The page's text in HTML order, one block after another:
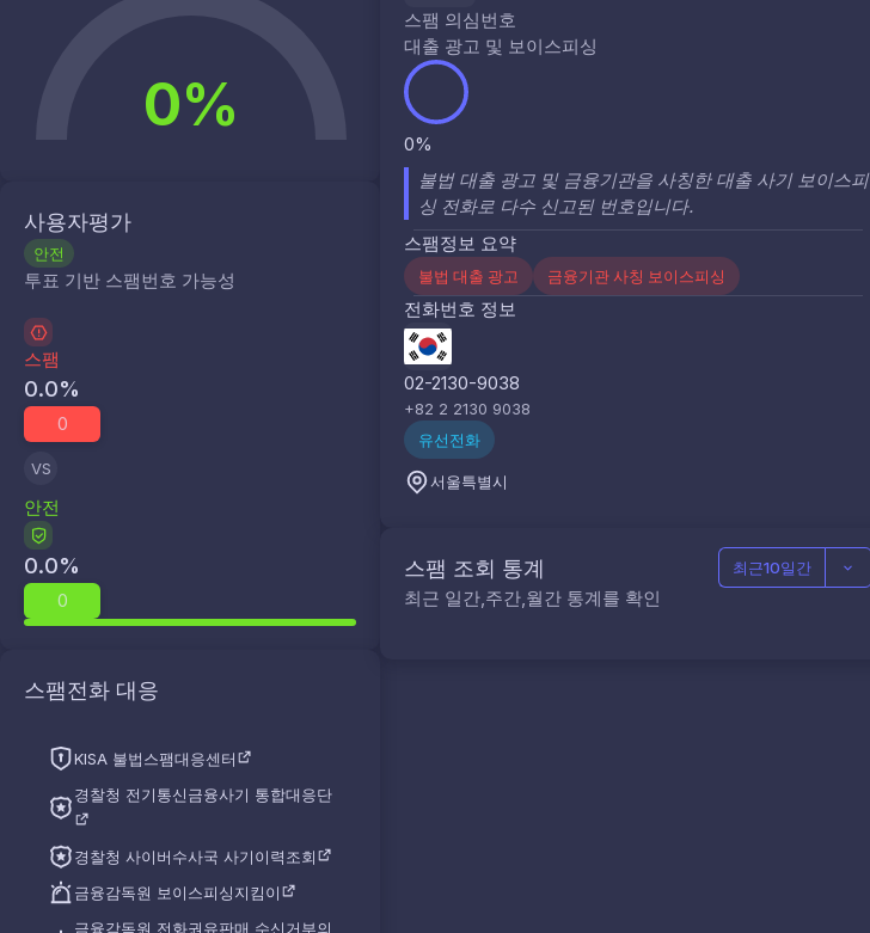
0%
사용자평가
안전
투표 기반 스팸번호 가능성
스팸
0.0%
0
VS
안전
0.0%
0
스팸전화 대응
KISA 불법스팸대응센터
경찰청 전기통신금융사기 통합대응단
경찰청 사이버수사국 사기이력조회
금융감독원 보이스피싱지킴이
금융감독원 전화권유판매 수신거부의
스팸 의심번호
대출 광고 및 보이스피싱
0%
불법 대출 광고 및 금융기관을 사칭한 대출 사기 보이스피
싱 전화로 다수 신고된 번호입니다.
스팸정보 요약
불법 대출 광고 금융기관 사칭 보이스피싱
전화번호 정보
02-2130-9038
+82 2 2130 9038
유선전화
서울특별시
스팸 조회 통계
최근 일간,주간,월간 통계를 확인
최근10일간